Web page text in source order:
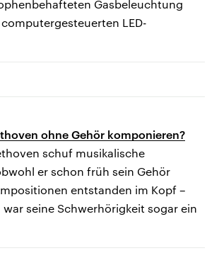
Gasbeleuchtung
LED-
ohne Gehör komponieren?
schuf musikalische
er schon früh sein Gehör
entstanden im Kopf –
seine Schwerhörigkeit sogar ein